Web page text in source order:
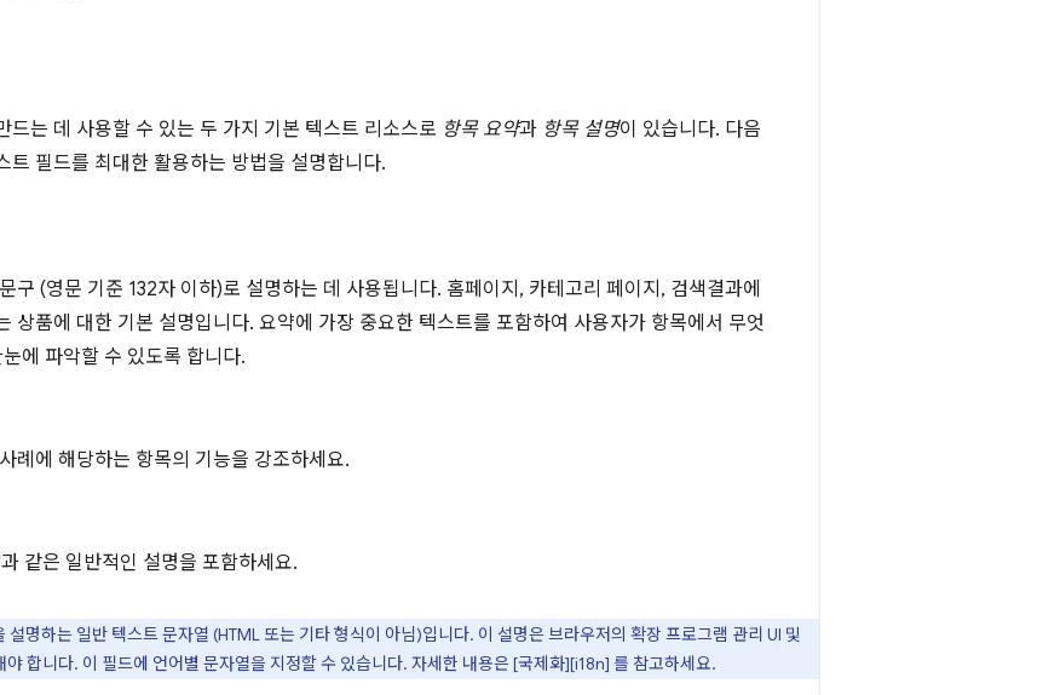
드는 데 사용할 수 있는 두 가지 기본 텍스트 리소스로 항목 요약과 항목 설명이 있습니다. 다음
트 필드를 최대한 활용하는 방법을 설명합니다.
구 (영문 기준 132자 이하)로 설명하는 데 사용됩니다. 홈페이지, 카테고리 페이지, 검색결과에
상품에 대한 기본 설명입니다. 요약에 가장 중요한 텍스트를 포함하여 사용자가 항목에서 무엇
에 파악할 수 있도록 합니다.
례에 해당하는 항목의 기능을 강조하세요.
같은 일반적인 설명을 포함하세요.
설명하는 일반 텍스트 문자열 (HTML 또는 기타 형식이 아님)입니다. 이 설명은 브라우저의 확장 프로그램 관리 UI 및
합니다. 이 필드에 언어별 문자열을 지정할 수 있습니다. 자세한 내용은 [국제화][i18n] 를 참고하세요.